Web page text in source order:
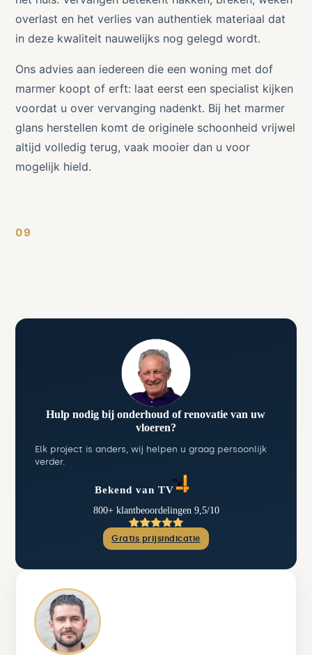
overlast en het verlies van authentiek materiaal dat
in deze kwaliteit nauwelijks nog gelegd wordt.
Ons advies aan iedereen die een woning met dof
marmer koopt of erft: laat eerst een specialist kijken
voordat u over vervanging nadenkt. Bij het marmer
glans herstellen komt de originele schoonheid vrijwel
altijd volledig terug, vaak mooier dan u voor
mogelijk hield.
Hulp nodig bij onderhoud of renovatie van uw
vloeren?
Elk project is anders, wij helpen u graag persoonlijk
verder.
Bekend van TV
800+ klantbeoordelingen 9,5/10
Gratis prijsindicatie